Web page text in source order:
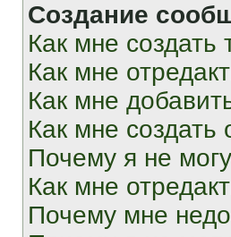
Создание
Как мне
Как мне
Как мне
Как мне создать
Почему я не
Как мне
Почему мне